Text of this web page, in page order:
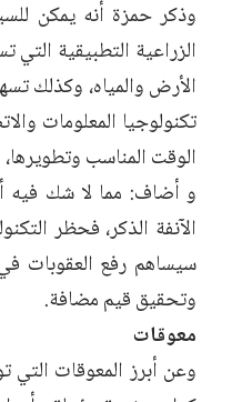
وذكر حمزة أنه يمكن
الزراعية التطبيقية التي
الأرض والمياه، وكذلك
تكنولوجيا المعلومات
الوقت المناسب
و أضاف: مما لا شك فيه
الآنفة الذكر، فحظر
سيساهم رفع العقوبات في
وتحقيق قيم مضافة.
معوقات
وعن أبرز المعوقات التي